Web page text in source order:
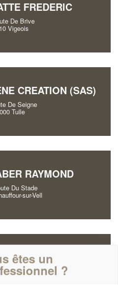
FREDERIC
De Brive
Vigeois
CREATION (SAS)
De Seigne
Tulle
RAYMOND
Du Stade
sur-Vell
PATRICK
Roche
la-Gaillarde
êtes un
?